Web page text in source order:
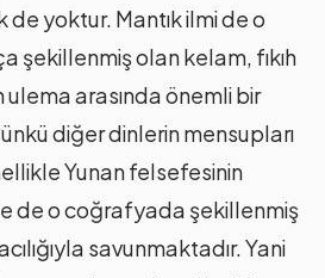
yoktur. Mantık ilmi de o
şekillenmiş olan kelam, fıkıh
arasında önemli bir
diğer dinlerin mensupları
Yunan felsefesinin
de o coğrafyada şekillenmiş
savunmaktadır. Yani